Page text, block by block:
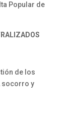
Popular de
de los
socorro y